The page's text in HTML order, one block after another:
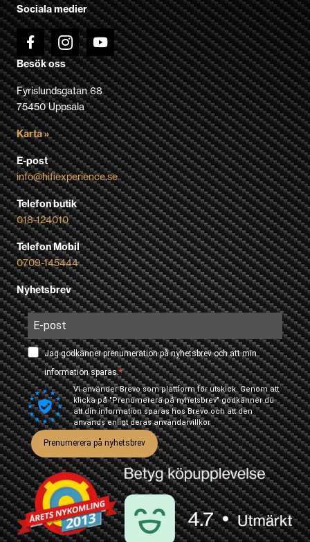
produktsidan
Sociala medier
Besök oss
Fyrislundsgatan 68
75450 Uppsala
Karta »
E-post
info@hifiexperience.se
Telefon butik
018-124010
Telefon Mobil
0709-145444
Nyhetsbrev
Jag godkänner prenumeration på nyhetsbrev och att min
information sparas.
Vi använder Brevo som plattform för utskick. Genom att
klicka på "Prenumerera på nyhetsbrev" godkänner du
att din information sparas hos Brevo och att den
används enligt derasanvändarvillkor
Prenumerera på nyhetsbrev